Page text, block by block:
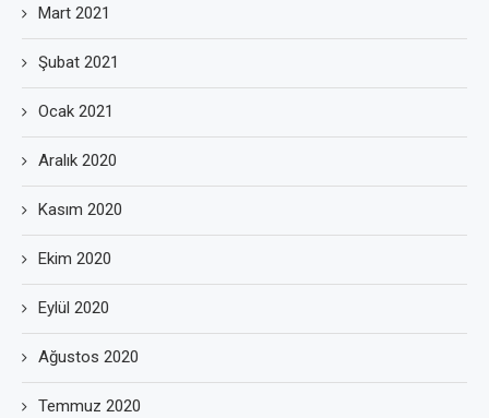
Mart 2021
Şubat 2021
Ocak 2021
Aralık 2020
Kasım 2020
Ekim 2020
Eylül 2020
Ağustos 2020
Temmuz 2020